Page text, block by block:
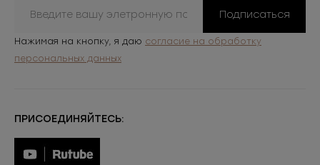
Подписаться
Нажимая на кнопку, я даю согласие на обработку
персональных данных
ПРИСОЕДИНЯЙТЕСЬ: